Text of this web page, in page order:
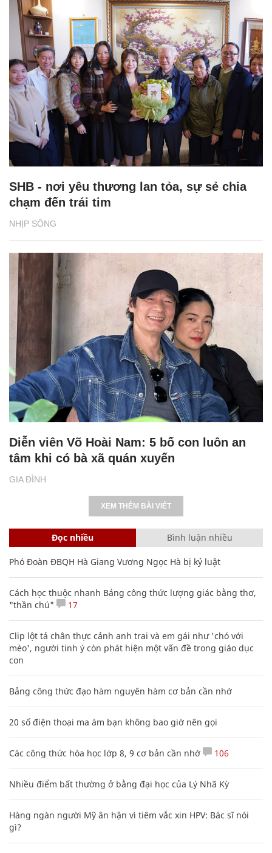
NHỊP SỐNG
SHB - nơi yêu thương lan tỏa, sự sẻ chia
chạm đến trái tim
GIA ĐÌNH
Diễn viên Võ Hoài Nam: 5 bố con luôn an
tâm khi có bà xã quán xuyến
XEM THÊM BÀI VIẾT
Đọc nhiều Bình luận nhiều
Phó Đoàn ĐBQH Hà Giang Vương Ngọc Hà bị kỷ luật
Cách học thuộc nhanh Bảng công thức lượng giác bằng thơ,
"thần chú"
17
Clip lột tả chân thực cảnh anh trai và em gái như 'chó với
mèo', người tinh ý còn phát hiện một vấn đề trong giáo dục
con
Bảng công thức đạo hàm nguyên hàm cơ bản cần nhớ
20 số điện thoại ma ám bạn không bao giờ nên gọi
Các công thức hóa học lớp 8, 9 cơ bản cần nhớ 106
Nhiều điểm bất thường ở bằng đại học của Lý Nhã Kỳ
Hàng ngàn người Mỹ ân hận vì tiêm vắc xin HPV: Bác sĩ nói
gì?